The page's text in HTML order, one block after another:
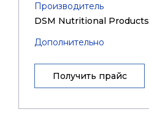
Производитель
DSM Nutritional Products
Дополнительно
Получить прайс